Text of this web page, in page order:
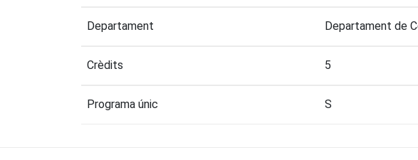
Departament Departament de
Crèdits 5
Programa únic S